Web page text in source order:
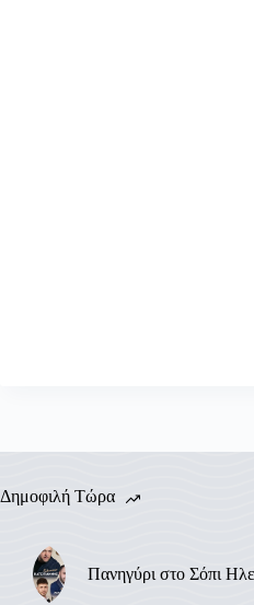
Δημοφιλή Τώρα
Πανηγύρι στο Σόπι